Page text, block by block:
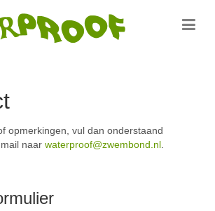
opmerkingen, vul dan onderstaand
naar waterproof@zwembond.nl